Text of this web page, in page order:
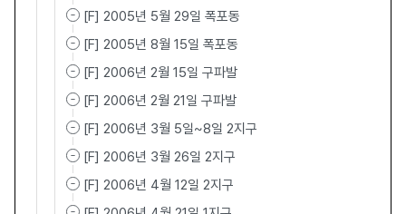
[F] 2005년 5월 29일 폭포동
[F] 2005년 8월 15일 폭포동
[F] 2006년 2월 15일 구파발
[F] 2006년 2월 21일 구파발
[F] 2006년 3월 5일~8일 2지구
[F] 2006년 3월 26일 2지구
[F] 2006년 4월 12일 2지구